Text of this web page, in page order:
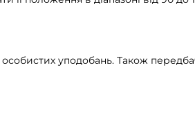
уподобань. Також